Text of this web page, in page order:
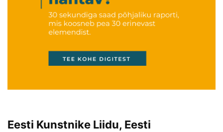
Eesti Kunstnike Liidu, Eesti